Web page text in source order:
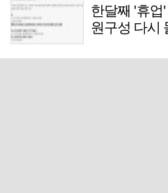
한달째 '휴
원구성 다시